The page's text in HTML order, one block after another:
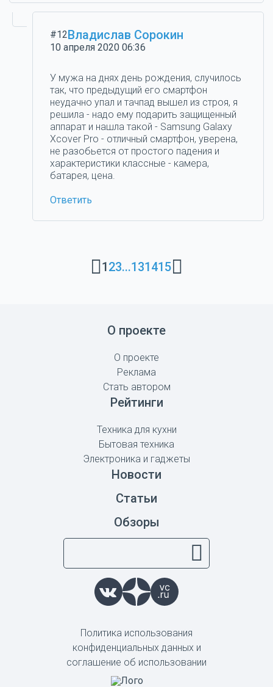
#12Владислав Сорокин
10 апреля 2020 06:36
У мужа на днях день рождения, случилось
так, что предыдущий его смартфон
неудачно упал и тачпад вышел из строя, я
решила - надо ему подарить защищенный
аппарат и нашла такой - Samsung Galaxy
Xcover Pro - отличный смартфон, уверена,
не разобьется от простого падения и
характеристики классные - камера,
батарея, цена.
Ответить
123...131415
О проекте
О проекте
Реклама
Стать автором
Рейтинги
Техника для кухни
Бытовая техника
Электроника и гаджеты
Новости
Статьи
Обзоры
Политика использования
конфиденциальных данных и
соглашение об использовании